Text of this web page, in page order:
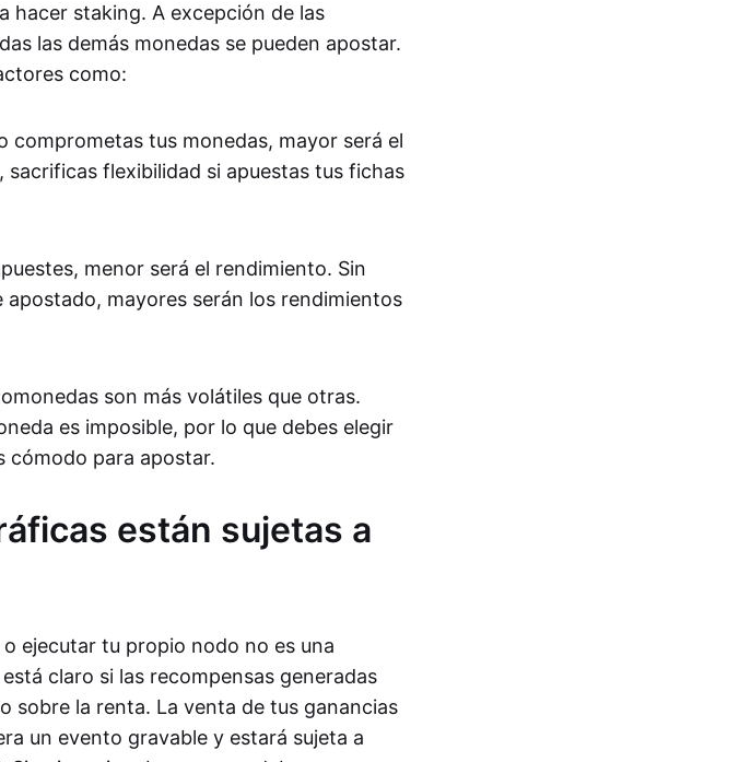
hacer staking. A excepción de las
las demás monedas se pueden apostar.
como:
comprometas tus monedas, mayor será el
flexibilidad si apuestas tus fichas
menor será el rendimiento. Sin
mayores serán los rendimientos
son más volátiles que otras.
es imposible, por lo que debes elegir
cómodo para apostar.
están sujetas a
ejecutar tu propio nodo no es una
claro si las recompensas generadas
sobre la renta. La venta de tus ganancias
un evento gravable y estará sujeta a